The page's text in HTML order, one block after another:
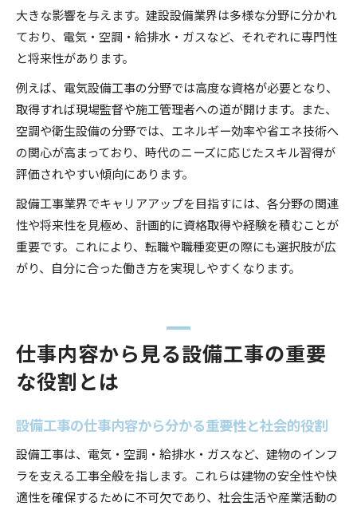
大きな影響を与えます。建設設備業界は多様な分野に分かれ
ており、電気・空調・給排水・ガスなど、それぞれに専門性
と将来性があります。
例えば、電気設備工事の分野では高度な資格が必要となり、
取得すれば現場監督や施工管理者への道が開けます。また、
空調や衛生設備の分野では、エネルギー効率や省エネ技術へ
の関心が高まっており、時代のニーズに応じたスキル習得が
評価されやすい傾向にあります。
設備工事業界でキャリアアップを目指すには、各分野の関連
性や将来性を見極め、計画的に資格取得や経験を積むことが
重要です。これにより、転職や職種変更の際にも選択肢が広
がり、自分に合った働き方を実現しやすくなります。
仕事内容から見る設備工事の重要
な役割とは
設備工事の仕事内容から分かる重要性と社会的役割
設備工事は、電気・空調・給排水・ガスなど、建物のインフ
ラを支える工事全般を指します。これらは建物の安全性や快
適性を確保するために不可欠であり、社会生活や産業活動の